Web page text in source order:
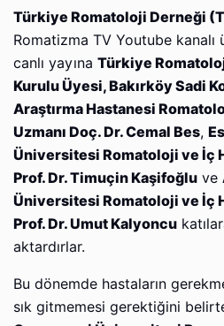
Türkiye Romatoloji Derneği
Romatizma TV Youtube
canlı yayına Türkiye
Kurulu Üyesi, Bakırköy Sadi
Araştırma Hastanesi
Uzmanı Doç. Dr. Cemal Bes,
Üniversitesi Romatoloji ve İç
Prof. Dr. Timuçin Kaşifoğlu ve
Üniversitesi Romatoloji ve İç
Prof. Dr. Umut Kalyoncu
aktardırlar.
Bu dönemde hastaların
sık gitmemesi gerektiğini